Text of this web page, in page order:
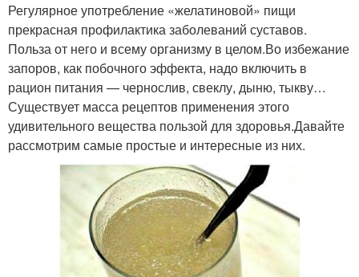
Регулярное употребление «желатиновой» пищи
прекрасная профилактика заболеваний суставов.
Польза от него и всему организму в целом.Во избежание
запоров, как побочного эффекта, надо включить в
рацион питания — чернослив, свеклу, дыню, тыкву…
Существует масса рецептов применения этого
удивительного вещества пользой для здоровья.Давайте
рассмотрим самые простые и интересные из них.